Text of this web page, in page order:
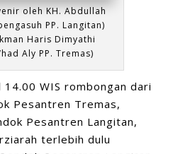
oleh KH. Abdullah
PP. Langitan)
Haris Dimyathi
Aly PP. Tremas)
14.00 WIS rombongan dari
Pesantren Tremas,
Pesantren Langitan,
terlebih dulu